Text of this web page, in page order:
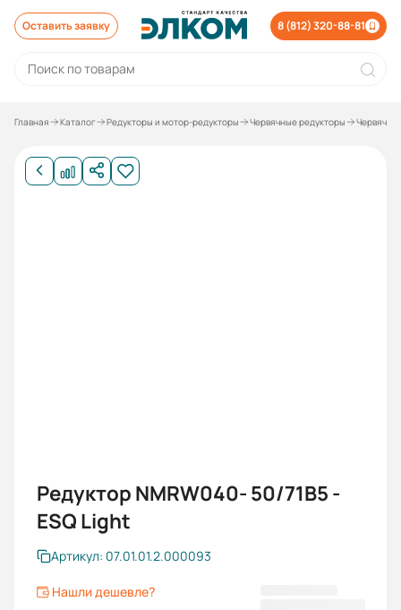
Оставить заявку 8 (812) 320-88-81
Главная Каталог Редукторы и мотор-редукторы Червячные редукторы
Редуктор NMRW040- 50/71B5 -
ESQ Light
Артикул: 07.01.01.2.000093
Нашли дешевле?